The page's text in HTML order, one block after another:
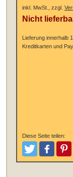
inkl. MwSt., zzgl.
Nicht
Lieferung innerhalb
Kreditkarten und
Diese Seite teilen:
TweetenPosten